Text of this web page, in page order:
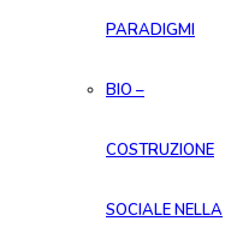
PARADIGMI
BIO –
COSTRUZIONE
SOCIALE NELLA